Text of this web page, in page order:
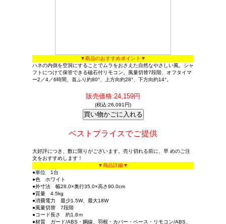
▼商品のおすすめポイント▼
ハネの内側を空洞にすることでムラをおさえた自然なやさしい風。シャ
フトにつけて保管できる磁石付リモコン。風量切替7段階、オフタイマ
ー2／4／6時間、首ふり約80°、上方向約28°、下方向約14°。
販売価格:24,159円
(税込:26,091円)
ベストプライスでご提供
大好評につき、数に限りがございます。売り切れる前に、早 めのご注
文をおすすめします！
▼商品詳細▼
●単位 1台
●色 ホワイト
●外寸法 幅28.0×奥行35.0×高さ90.0cm
●質量 4.5kg
●消費電力 最少1.5W、最大18W
●風量切替 7段階
●コード長さ 約1.8ｍ
●材質 ガード/ABS・鋼線、羽根・カバー・ベース・リモコン/ABS、